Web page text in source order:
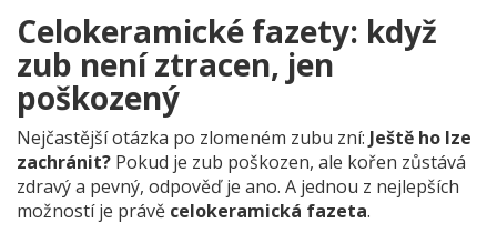
Celokeramické fazety: když
zub není ztracen, jen
poškozený
Nejčastější otázka po zlomeném zubu zní: Ještě ho lze
zachránit? Pokud je zub poškozen, ale kořen zůstává
zdravý a pevný, odpověď je ano. A jednou z nejlepších
možností je právě celokeramická fazeta.